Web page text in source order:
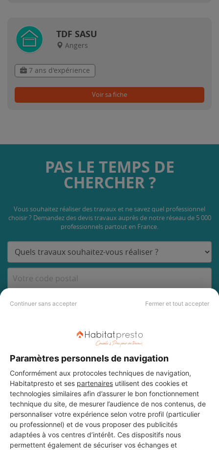
Continuer sans accepter Fermer et tout accepter
Paramètres personnels de navigation
Conformément aux protocoles techniques de navigation,
Habitatpresto et ses partenaires utilisent des cookies et
technologies similaires afin d’assurer le bon fonctionnement
technique du site, de mesurer l’audience de nos contenus, de
personnaliser votre expérience selon votre profil (particulier
ou professionnel) et de vous proposer des publicités
adaptées à vos centres d’intérêt. Ces dispositifs nous
permettent également de sécuriser vos échanges et
TDF SASU
Angers
7 ans d'expérience
Voir sa fiche
PAS LE TEMPS DE
CHERCHER ?
Vous souhaitez réaliser des travaux et ne savez quel professionnel
choisir ? Demandez des devis travaux auprès de notre réseau de 5 000
professionnels partout en France.
DEMANDER UN DEVIS
Les 2 autres Carreleurs pour
vos travaux à Saumur
Chudeau (Sas)
Saumur
69 ans d'expérience